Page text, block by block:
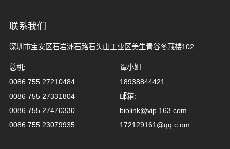
联系我们
深圳市宝安区石岩洲石路石头山工业区美生青谷冬藏楼102
总机:
谭小姐
0086 755 27210484
18938844421
0086 755 27331804
邮箱:
0086 755 27470330
biolink@vip.163.com
0086 755 23079935
172129161@qq.c om